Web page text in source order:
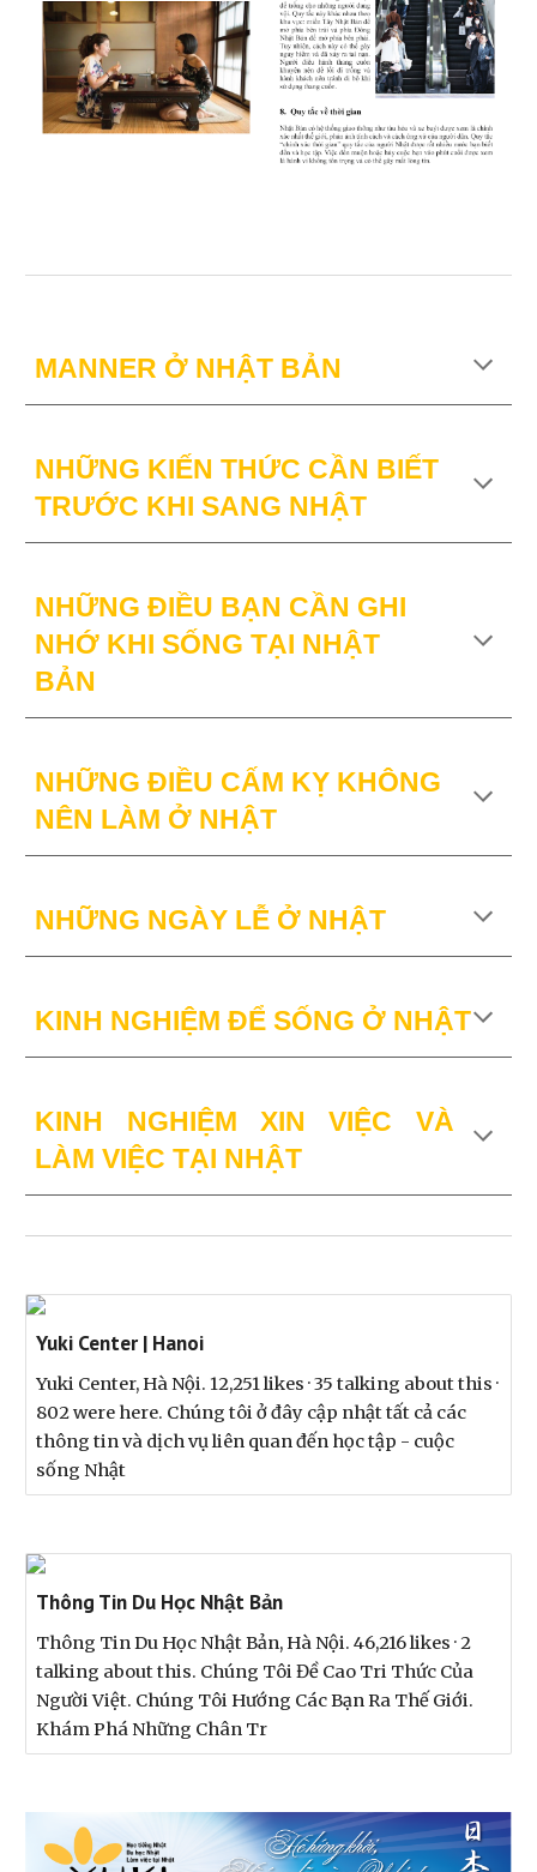
MANNER Ở NHẬT BẢN
NHỮNG KIẾN THỨC CẦN BIẾT
TRƯỚC KHI SANG NHẬT
NHỮNG ĐIỀU BẠN CẦN GHI
NHỚ KHI SỐNG TẠI NHẬT
BẢN
NHỮNG ĐIỀU CẤM KỴ KHÔNG
NÊN LÀM Ở NHẬT
NHỮNG NGÀY LỄ Ở NHẬT
KINH NGHIỆM ĐỂ SỐNG Ở NHẬT
KINH NGHIỆM XIN VIỆC VÀ
LÀM VIỆC TẠI NHẬT
Yuki Center | Hanoi
Yuki Center, Hà Nội. 12,251 likes · 35 talking about this ·
802 were here. Chúng tôi ở đây cập nhật tất cả các
thông tin và dịch vụ liên quan đến học tập - cuộc
sống Nhật
Thông Tin Du Học Nhật Bản
Thông Tin Du Học Nhật Bản, Hà Nội. 46,216 likes · 2
talking about this. Chúng Tôi Đề Cao Tri Thức Của
Người Việt. Chúng Tôi Hướng Các Bạn Ra Thế Giới.
Khám Phá Những Chân Tr